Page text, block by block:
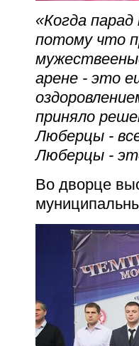
«Когда
потому что
арене - это
приняло
Люберцы -
Люберцы -
Во дворце